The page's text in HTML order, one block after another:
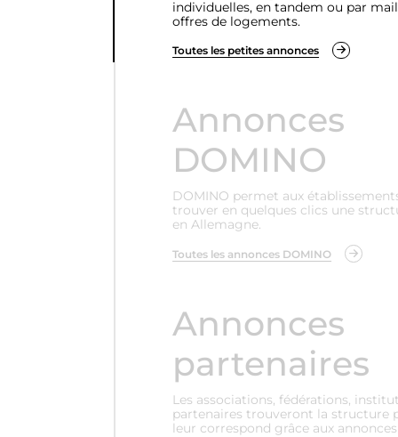
individuelles, en tandem ou par
offres de logements.
Toutes les petites annonces
Annonces
DOMINO
DOMINO permet aux
trouver en quelques clics une
en Allemagne.
Toutes les annonces DOMINO
Annonces
partenaires
Les associations, fédérations,
partenaires trouveront la structure
leur correspond grâce aux